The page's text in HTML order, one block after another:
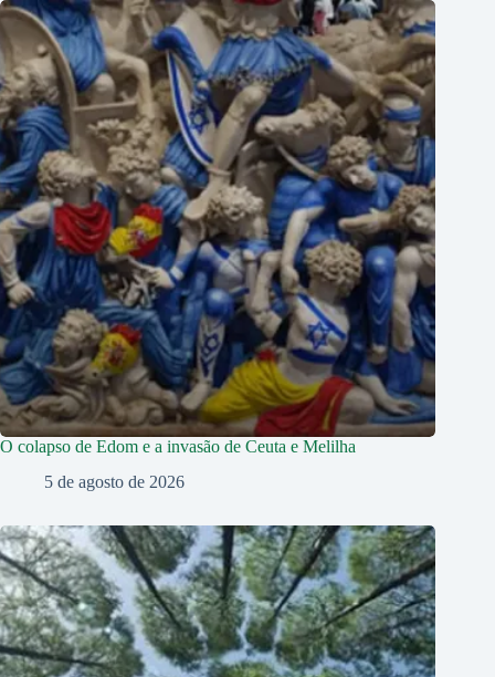
O colapso de Edom e a invasão de Ceuta e Melilha
5 de agosto de 2026